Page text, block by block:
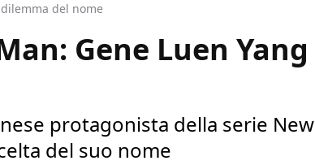
del nome
Gene Luen Yang
protagonista della serie New
del suo nome